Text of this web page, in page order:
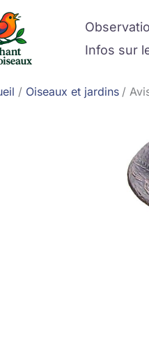
Infos sur
Oiseaux et jardins